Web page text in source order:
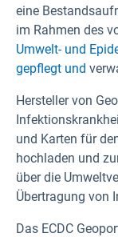
eine
im Rahmen des
Umwelt- und
gepflegt und
Hersteller von
und Karten für
hochladen und
über die
Übertragung von
Das ECDC